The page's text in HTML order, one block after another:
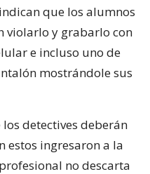
que los alumnos
violarlo y grabarlo con
e incluso uno de
mostrándole sus
detectives deberán
estos ingresaron a la
no descarta